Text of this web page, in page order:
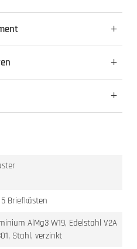
Briefkästen
AlMg3 W19, Edelstahl V2A
Stahl, verzinkt